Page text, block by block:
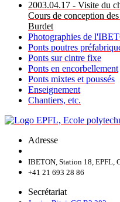
2003.04.17 - Visite du
Cours de conception
Burdet
Photographies de
Ponts poutres
Ponts sur cintre fixe
Ponts en encorbellement
Ponts mixtes et poussés
Enseignement
Chantiers, etc.
Adresse
IBETON, Station 18, EPFL,
+41 21 693 28 86
Secrétariat